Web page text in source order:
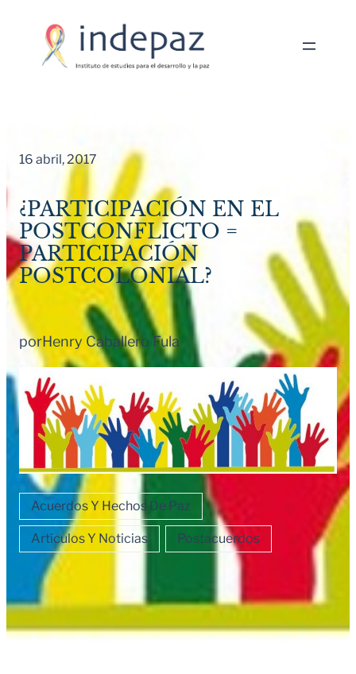
16 abril, 2017
¿PARTICIPACIÓN EN EL
POSTCONFLICTO =
PARTICIPACIÓN
POSTCOLONIAL?
porHenry Caballero Fula
Acuerdos Y Hechos De Paz
Artículos Y Noticias Postacuerdos